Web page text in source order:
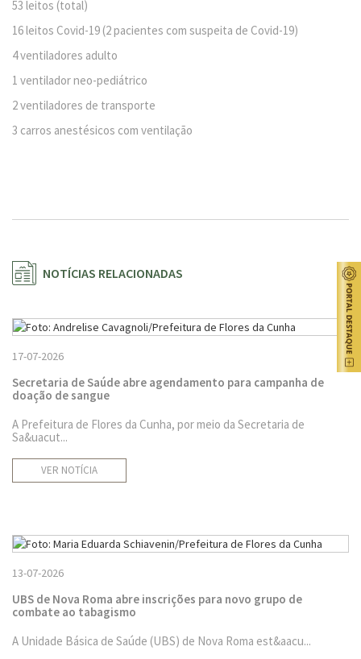
53 leitos (total)
16 leitos Covid-19 (2 pacientes com suspeita de Covid-19)
4 ventiladores adulto
1 ventilador neo-pediátrico
2 ventiladores de transporte
3 carros anestésicos com ventilação
NOTÍCIAS RELACIONADAS
17-07-2026
Secretaria de Saúde abre agendamento para campanha de
doação de sangue
A Prefeitura de Flores da Cunha, por meio da Secretaria de
Sa&uacut...
VER NOTÍCIA
13-07-2026
UBS de Nova Roma abre inscrições para novo grupo de
combate ao tabagismo
A Unidade Básica de Saúde (UBS) de Nova Roma est&aacu...